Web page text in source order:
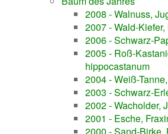
2008 - Walnuss,
2007 - Wald-
2006 - Schwarz-
2005 - Roß-
hippocastanum
2004 - Weiß-
2003 - Schwarz-
2002 - Wacholder,
2001 - Esche,
2000 - Sand-Birke,